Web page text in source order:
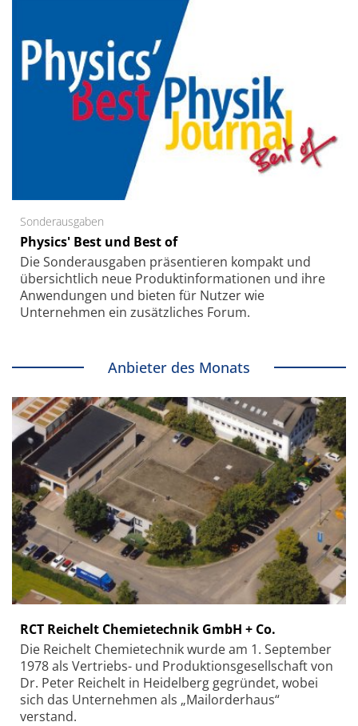
Sonderausgaben
Physics' Best und Best of
Die Sonder­ausgaben präsentieren kompakt und
übersichtlich neue Produkt­informationen und ihre
Anwendungen und bieten für Nutzer wie
Unternehmen ein zusätzliches Forum.
Anbieter des Monats
RCT Reichelt Chemietechnik GmbH + Co.
Die Reichelt Chemietechnik wurde am 1. September
1978 als Vertriebs- und Produktionsgesellschaft von
Dr. Peter Reichelt in Heidelberg gegründet, wobei
sich das Unternehmen als „Mailorderhaus“
verstand.